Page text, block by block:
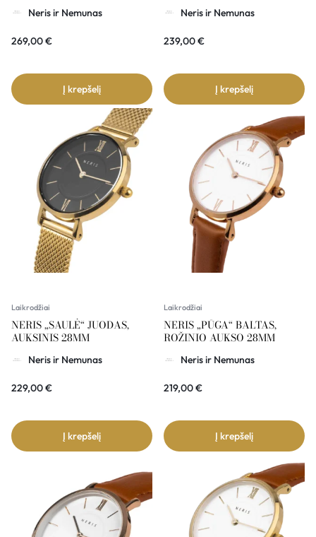
Neris ir Nemunas
269,00€
Į krepšelį
Neris ir Nemunas
239,00€
Į krepšelį
Laikrodžiai
NERIS „SAULĖ“ JUODAS,
AUKSINIS 28MM
Neris ir Nemunas
229,00€
Į krepšelį
Laikrodžiai
NERIS „PŪGA“ BALTAS,
ROŽINIO AUKSO 28MM
Neris ir Nemunas
219,00€
Į krepšelį